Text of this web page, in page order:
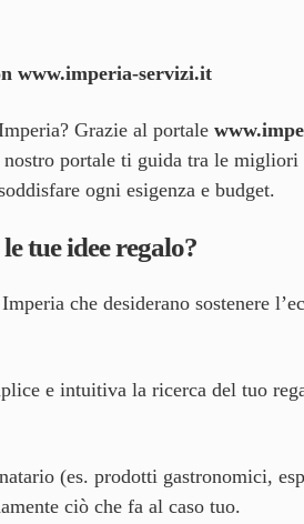
www.imperia-servizi.it
Grazie al portale
portale ti guida tra le migliori
ogni esigenza e budget.
tue idee regalo?
che desiderano sostenere
e intuitiva la ricerca del tuo
(es. prodotti gastronomici,
ciò che fa al caso tuo.